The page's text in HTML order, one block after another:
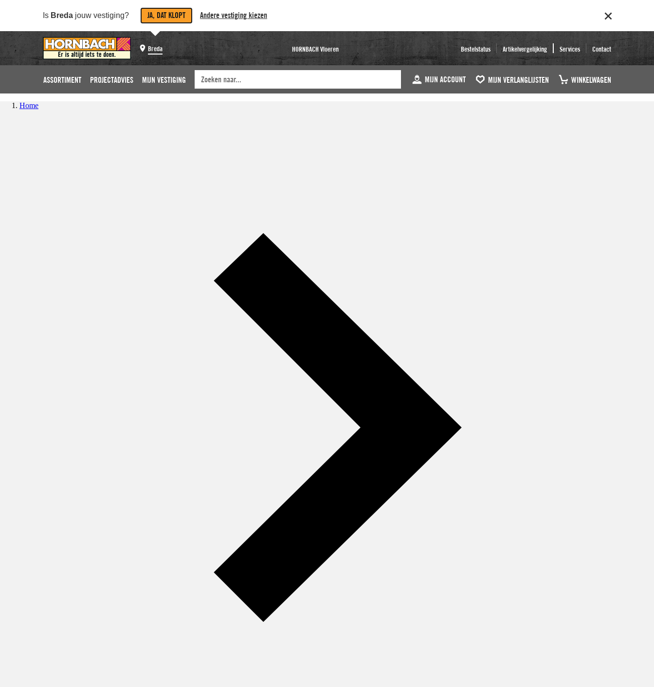
Is Breda jouw vestiging? JA, DAT KLOPT Andere vestiging kiezen
Breda HORNBACH Vloeren Bestelstatus Artikelvergelijking Services Contact
ASSORTIMENT PROJECTADVIES MIJN VESTIGING MIJN ACCOUNT MIJN VERLANGLIJSTEN WINKELWAGEN
Home